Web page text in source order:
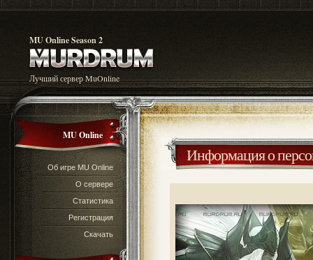
MU Online Season 2
Лучший сервер MuOnline
MU Online
Об игре MU Online
О сервере
Статистика
Регистрация
Скачать
Информация о